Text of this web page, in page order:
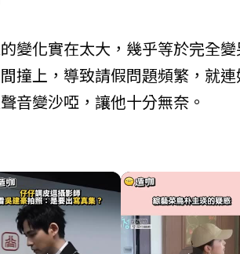
變化實在太大，幾乎等於完全
撞上，導致請假問題頻繁，就
音變沙啞，讓他十分無奈。